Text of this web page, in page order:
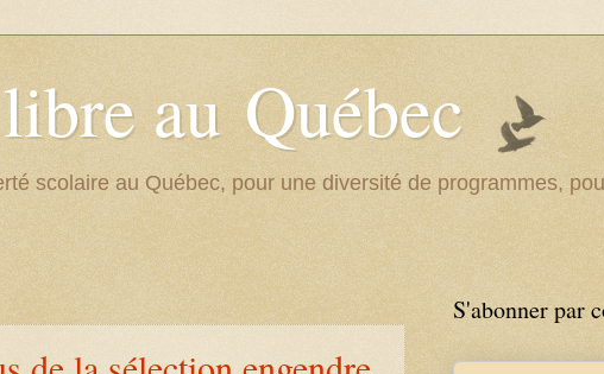
au Québec
scolaire au Québec, pour une diversité de programmes,
S'abonner par